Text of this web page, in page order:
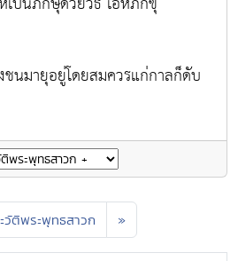
นมายุอยู่โดยสมควรแก่กาลก็ดับ
วัติพระพุทธสาวก »